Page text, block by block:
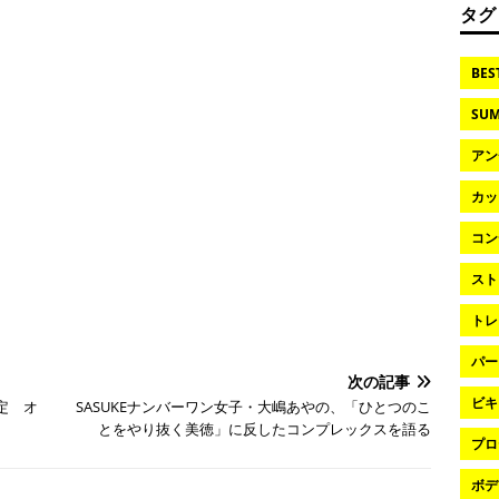
オ
次の記事
SASUKEナンバーワン女子・大嶋あやの、「ひとつのこ
とをやり抜く美徳」に反したコンプレックスを語る
タグ
ア
カ
コ
ス
ト
パ
ビ
プ
ボ